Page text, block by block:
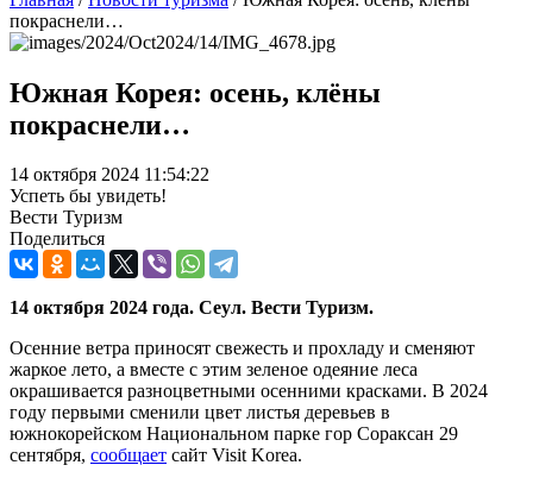
покраснели…
Южная Корея: осень, клёны
покраснели…
14 октября 2024 11:54:22
Успеть бы увидеть!
Вести Туризм
Поделиться
14 октября 2024 года. Сеул. Вести Туризм.
Осенние ветра приносят свежесть и прохладу и сменяют
жаркое лето, а вместе с этим зеленое одеяние леса
окрашивается разноцветными осенними красками. В 2024
году первыми сменили цвет листья деревьев в
южнокорейском Национальном парке гор Сораксан 29
сентября, сообщает сайт Visit Korea.